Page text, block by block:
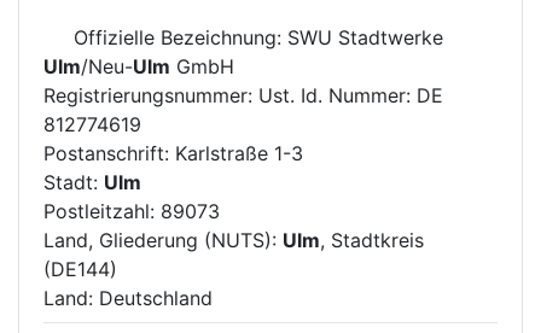
Offizielle Bezeichnung: SWU Stadtwerke
Ulm/Neu-Ulm GmbH
Registrierungsnummer: Ust. Id. Nummer: DE
812774619
Postanschrift: Karlstraße 1-3
Stadt: Ulm
Postleitzahl: 89073
Land, Gliederung (NUTS): Ulm, Stadtkreis
(DE144)
Land: Deutschland